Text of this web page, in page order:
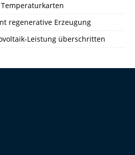
regenerative Erzeugung
Leistung überschritten